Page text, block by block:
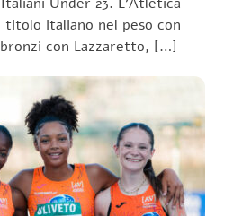
titolo italiano nel peso con
con Lazzaretto, […]